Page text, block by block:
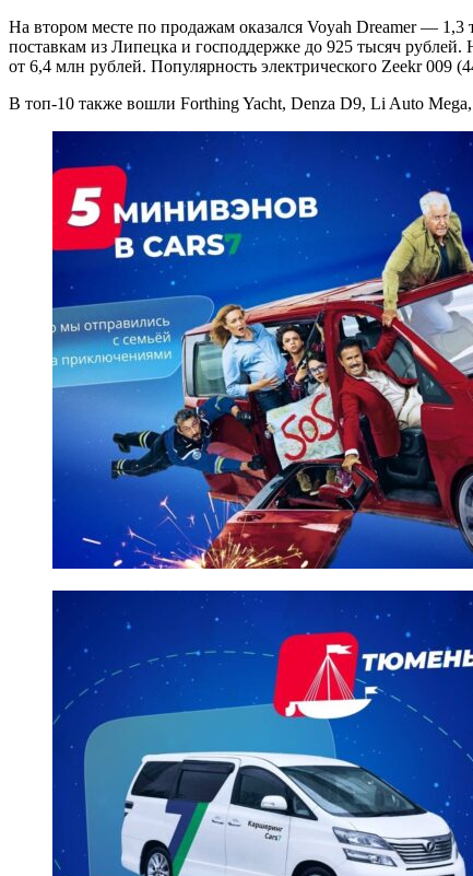
На втором месте по продажам оказался Voyah Dreamer —
поставкам из Липецка и господдержке до 925 тысяч рублей.
от 6,4 млн рублей. Популярность электрического Zeekr 009
В топ-10 также вошли Forthing Yacht, Denza D9, Li Auto